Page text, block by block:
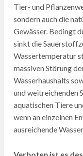
Tier- und
sondern auch die
Gewässer. Bedingt
sinkt die
Wassertemperatur
massiven Störung
Wasserhaushalts
und weitreichenden
aquatischen Tiere
wenn an einzelnen
ausreichende
Verboten ist es